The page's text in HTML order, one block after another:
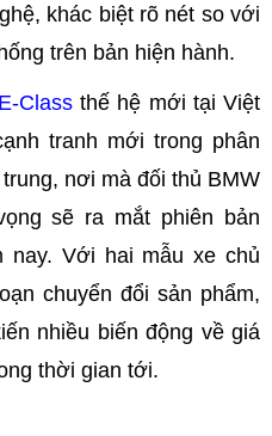
khác biệt rõ nét so với
trên bản hiện hành.
E-Class thế hệ mới tại Việt
tranh mới trong phân
nơi mà đối thủ BMW
sẽ ra mắt phiên bản
nay. Với hai mẫu xe chủ
chuyển đổi sản phẩm,
nhiều biến động về giá
thời gian tới.